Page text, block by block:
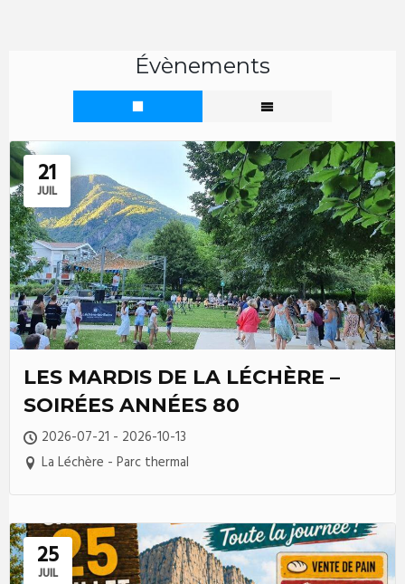
Évènements
21
JUIL
LES MARDIS DE LA LÉCHÈRE –
SOIRÉES ANNÉES 80
2026-07-21 - 2026-10-13
La Léchère - Parc thermal
25
JUIL